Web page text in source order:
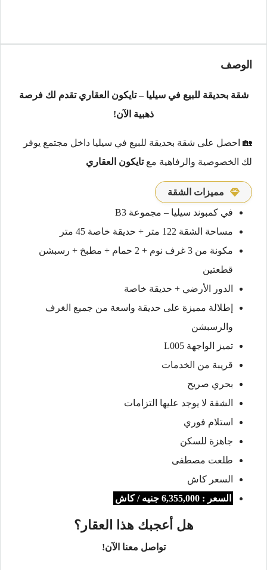
الوصف
شقة بحديقة للبيع في سيليا – تايكون العقاري تقدم لك فرصة
ذهبية الآن!
🏡 احصل على شقة بحديقة للبيع في سيليا داخل مجتمع يوفر
لك الخصوصية والرفاهية معتايكون العقاري
مميزات الشقة
في كمبوند سيليا – مجموعة B3
مساحة الشقة 122 متر + حديقة خاصة 45 متر
مكونة من 3 غرف نوم + 2 حمام + مطبخ + رسبشن
قطعتين
الدور الأرضي + حديقة خاصة
إطلالة مميزة على حديقة واسعة من جميع الغرف
والرسبشن
تميز الواجهة L005
قريبة من الخدمات
بحري صريح
الشقة لا يوجد عليها التزامات
استلام فوري
جاهزة للسكن
طلعت مصطفى
السعر كاش
السعر : 6,355,000 جنيه / كاش
هل أعجبك هذا العقار؟
تواصل معنا الآن!